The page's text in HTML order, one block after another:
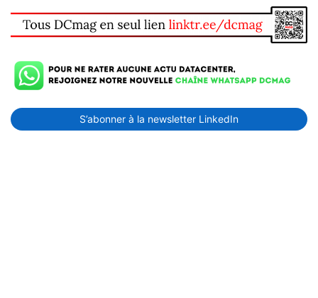
S’abonner à la newsletter LinkedIn